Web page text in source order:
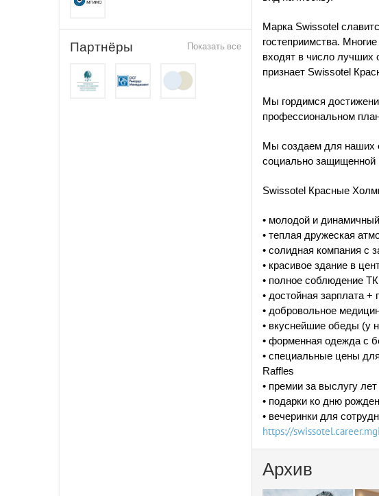
Показать все
Партнёры
Марка Swissоtel
гостеприимства.
входят в число лучших
признает Swissotel
Мы гордимся
профессиональном
Мы создаем для наших
социально защищенной
Swissotel Красные
• молодой и
• теплая дружеская
• солидная компания с
• красивое здание в
• полное соблюдение
• достойная зарплата
• добровольное
• вкуснейшие обеды (у
• форменная одежда с
• специальные цены
Raffles
• премии за выслугу лет
• подарки ко дню
• вечеринки для
https://
Архив